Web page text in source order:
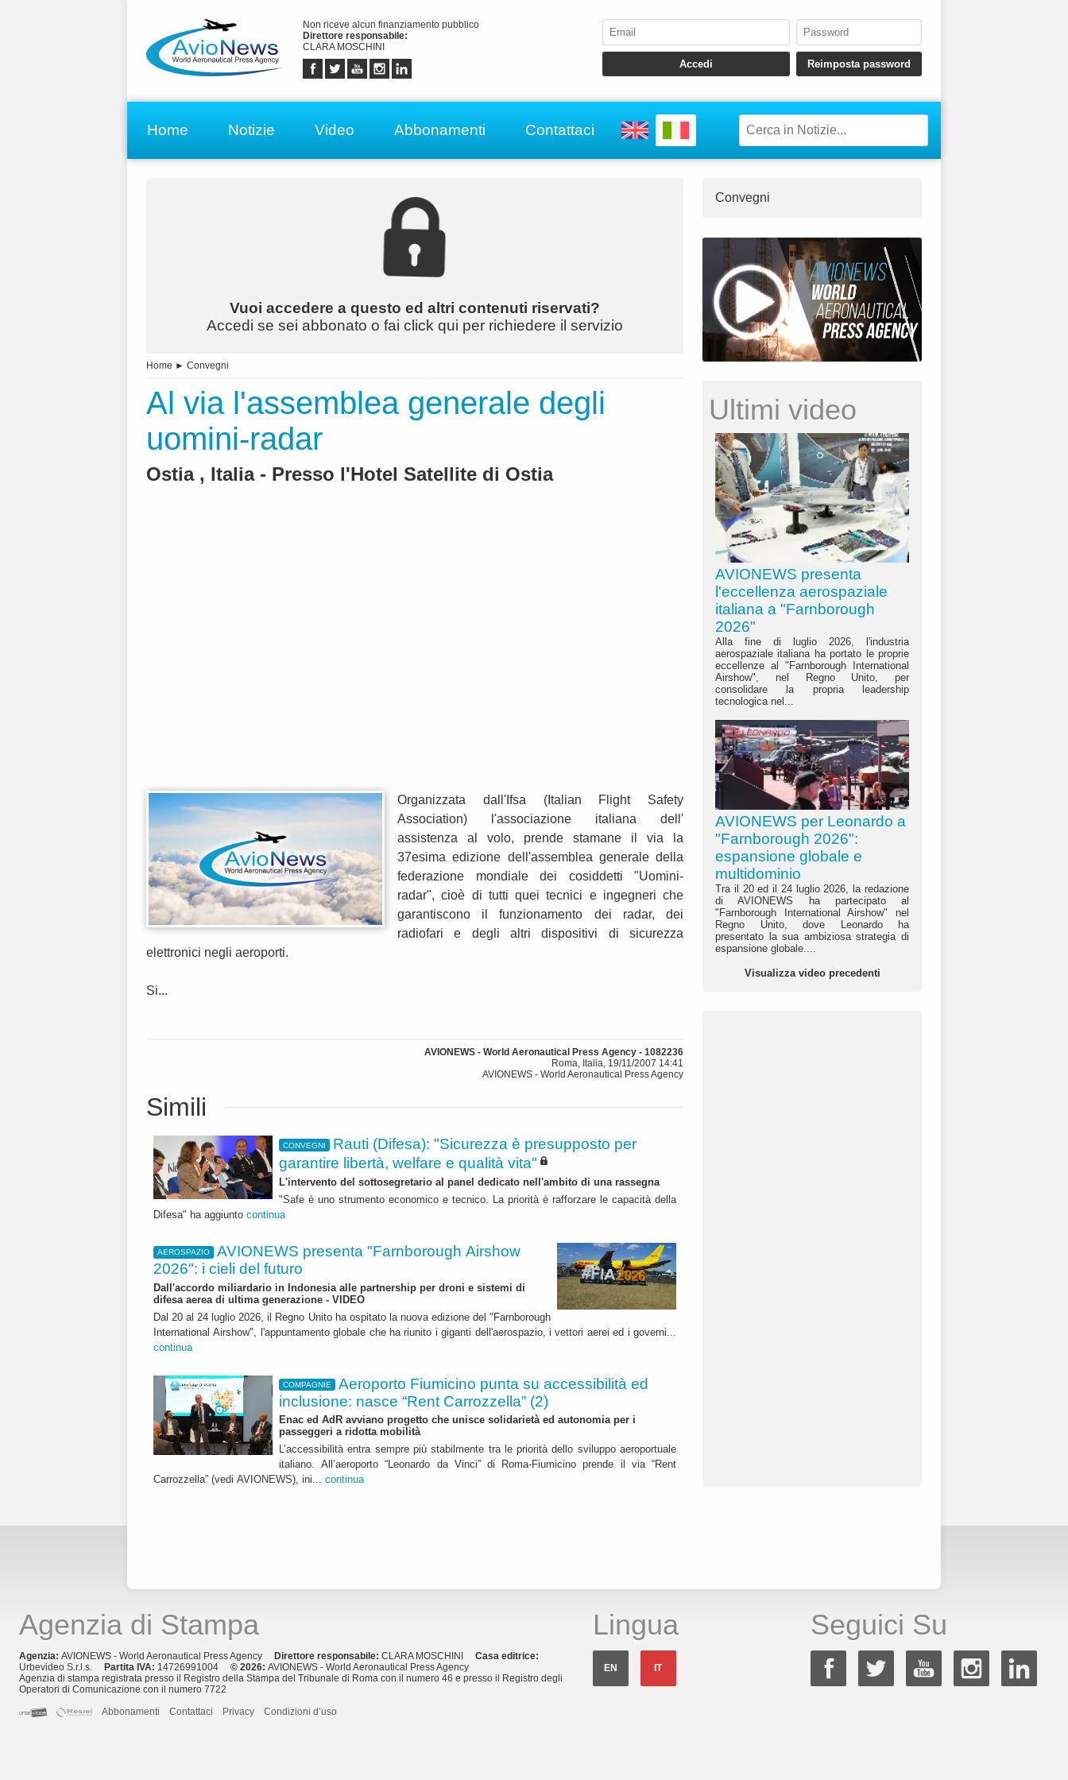
Non riceve alcun finanziamento pubblico
Direttore responsabile:
CLARA MOSCHINI
Home Notizie Video Abbonamenti Contattaci
Vuoi accedere a questo ed altri contenuti riservati?
Accedi se sei abbonato o fai click qui per richiedere il servizio
Home ► Convegni
Al via l'assemblea generale degli
uomini-radar
Ostia , Italia - Presso l'Hotel Satellite di Ostia
Organizzata dall'Ifsa (Italian Flight Safety
Association) l'associazione italiana dell'
assistenza al volo, prende stamane il via la
37esima edizione dell'assemblea generale della
federazione mondiale dei cosiddetti "Uomini-
radar", cioè di tutti quei tecnici e ingegneri che
garantiscono il funzionamento dei radar, dei
radiofari e degli altri dispositivi di sicurezza
elettronici negli aeroporti.
Si...
AVIONEWS - World Aeronautical Press Agency - 1082236
Roma, Italia, 19/11/2007 14:41
AVIONEWS - World Aeronautical Press Agency
Simili
CONVEGNI
Rauti (Difesa): "Sicurezza è presupposto per
garantire libertà, welfare e qualità vita"
L'intervento del sottosegretario al panel dedicato nell'ambito di una rassegna
"Safe è uno strumento economico e tecnico. La priorità è rafforzare le capacità della
Difesa" ha aggiunto continua
AEROSPAZIO
AVIONEWS presenta "Farnborough Airshow
2026": i cieli del futuro
Dall'accordo miliardario in Indonesia alle partnership per droni e sistemi di
difesa aerea di ultima generazione - VIDEO
Dal 20 al 24 luglio 2026, il Regno Unito ha ospitato la nuova edizione del "Farnborough
International Airshow", l'appuntamento globale che ha riunito i giganti dell'aerospazio, i vettori aerei ed i governi...
continua
COMPAGNIE
Aeroporto Fiumicino punta su accessibilità ed
inclusione: nasce “Rent Carrozzella” (2)
Enac ed AdR avviano progetto che unisce solidarietà ed autonomia per i
passeggeri a ridotta mobilità
L’accessibilità entra sempre più stabilmente tra le priorità dello sviluppo aeroportuale
italiano. All’aeroporto “Leonardo da Vinci” di Roma-Fiumicino prende il via “Rent
Carrozzella” (vedi AVIONEWS), ini... continua
Convegni
Ultimi video
AVIONEWS presenta
l'eccellenza aerospaziale
italiana a "Farnborough
2026"
Alla fine di luglio 2026, l'industria
aerospaziale italiana ha portato le proprie
eccellenze al "Farnborough International
Airshow", nel Regno Unito, per
consolidare la propria leadership
tecnologica nel...
AVIONEWS per Leonardo a
"Farnborough 2026":
espansione globale e
multidominio
Tra il 20 ed il 24 luglio 2026, la redazione
di AVIONEWS ha partecipato al
"Farnborough International Airshow" nel
Regno Unito, dove Leonardo ha
presentato la sua ambiziosa strategia di
espansione globale....
Visualizza video precedenti
Agenzia di Stampa
Agenzia: AVIONEWS - World Aeronautical Press Agency Direttore responsabile: CLARA MOSCHINI Casa editrice:
Urbevideo S.r.l.s.
Partita IVA: 14726991004 © 2026: AVIONEWS - World Aeronautical Press Agency
Agenzia di stampa registrata presso il Registro della Stampa del Tribunale di Roma con il numero 46 e presso il Registro degli
Operatori di Comunicazione con il numero 7722
Abbonamenti
Contattaci Privacy Condizioni d’uso
Lingua
EN IT
Seguici Su